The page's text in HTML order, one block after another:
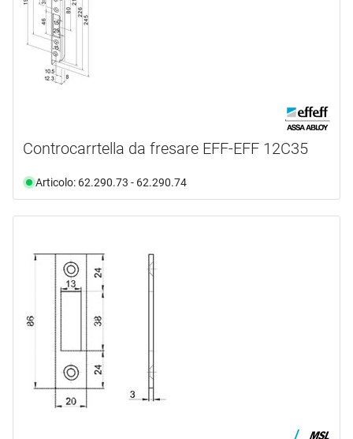
Controcarrtella da fresare EFF-EFF 12C35
Articolo: 62.290.73 - 62.290.74